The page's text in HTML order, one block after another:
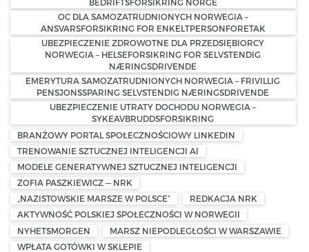
OC DLA SAMOZATRUDNIONYCH NORWEGIA –
ANSVARSFORSIKRING FOR ENKELTPERSONFORETAK
UBEZPIECZENIE ZDROWOTNE DLA PRZEDSIĘBIORCY
NORWEGIA – HELSEFORSIKRING FOR SELVSTENDIG
NÆRINGSDRIVENDE
EMERYTURA SAMOZATRUDNIONYCH NORWEGIA – FRIVILLIG
PENSJONSSPARING SELVSTENDIG NÆRINGSDRIVENDE
UBEZPIECZENIE UTRATY DOCHODU NORWEGIA –
SYKEAVBRUDDSFORSIKRING
BRANŻOWY PORTAL SPOŁECZNOŚCIOWY LINKEDIN
TRENOWANIE SZTUCZNEJ INTELIGENCJI AI
MODELE GENERATYWNEJ SZTUCZNEJ INTELIGENCJI
ZOFIA PASZKIEWICZ — NRK
„NAZISTOWSKIE MARSZE W POLSCE”
REDKACJA NRK
AKTYWNOŚĆ POLSKIEJ SPOŁECZNOŚCI W NORWEGII
NYHETSMORGEN
MARSZ NIEPODLEGŁOŚCI W WARSZAWIE
WPŁATA GOTÓWKI W SKLEPIE